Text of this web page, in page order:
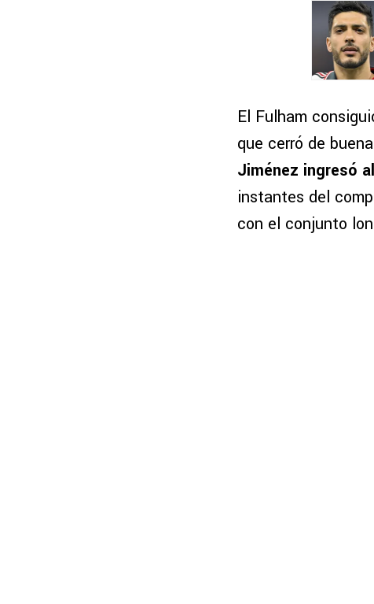
El Fulham
que cerró de
Jiménez ingresó
instantes del
con el conjunto